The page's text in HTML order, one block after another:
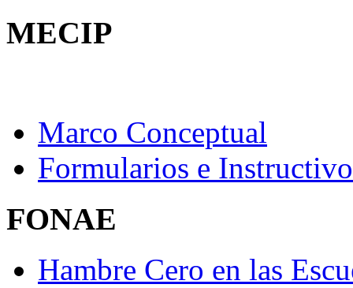
MECIP
Marco Conceptual
Formularios e
FONAE
Hambre Cero en las